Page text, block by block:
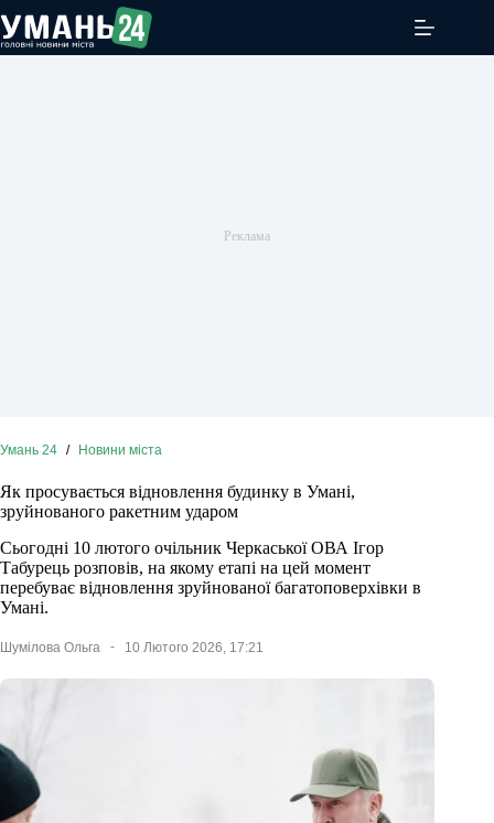
до
вмісту
Умань 24 / Новини міста
Як просувається відновлення будинку в Умані,
зруйнованого ракетним ударом
Сьогодні 10 лютого очільник Черкаської ОВА Ігор
Табурець розповів, на якому етапі на цей момент
перебуває відновлення зруйнованої багатоповерхівки в
Умані.
Шумілова Ольга 10 Лютого 2026, 17:21